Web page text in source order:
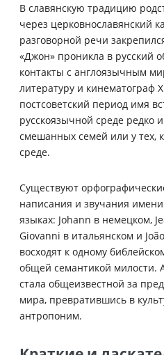
В славянскую традицию
через церковнославянский
разговорной речи
«Джон» проникла в русский
контакты с англоязычным
литературу и кинематограф
постсоветский период имя
русскоязычной среде редко
смешанных семей или у тех,
среде.
Существуют
написания и звучания
языках: Johann в немецком,
Giovanni в итальянском и
восходят к одному
общей семантикой милости.
стала общеизвестной за
мира, превратившись в
антропоним.